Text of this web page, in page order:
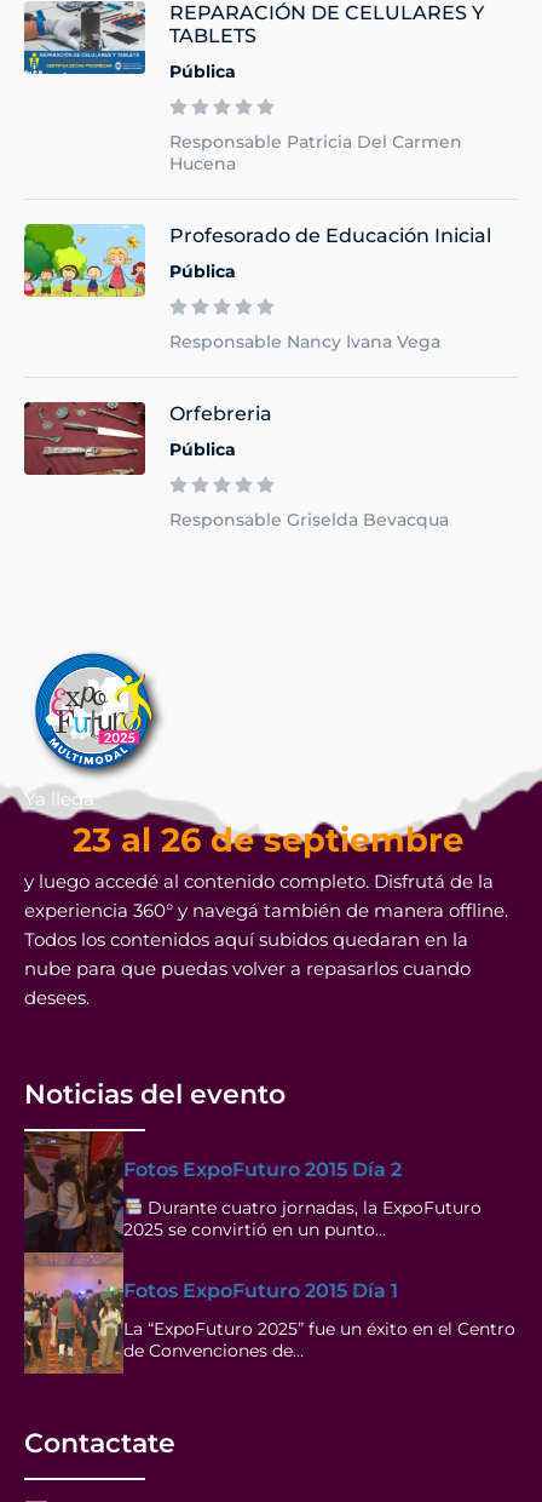
REPARACIÓN DE CELULARES Y
TABLETS
Pública
Responsable Patricia Del Carmen
Hucena
Profesorado de Educación Inicial
Pública
Responsable Nancy Ivana Vega
Orfebreria
Pública
Responsable Griselda Bevacqua
Ya llega
23 al 26 de septiembre
y luego accedé al contenido completo. Disfrutá de la
experiencia 360° y navegá también de manera offline.
Todos los contenidos aquí subidos quedaran en la
nube para que puedas volver a repasarlos cuando
desees.
Noticias del evento
Fotos ExpoFuturo 2015 Día 2
Durante cuatro jornadas, la ExpoFuturo
2025 se convirtió en un punto…
Fotos ExpoFuturo 2015 Día 1
La “ExpoFuturo 2025” fue un éxito en el Centro
de Convenciones de…
Contactate